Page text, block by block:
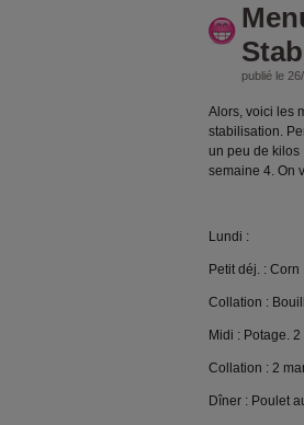
publié le
Alors, voici les
stabilisation.
un peu de kilos
semaine 4. On
Lundi :
Petit déj. :
Collation :
Midi : Potage.
Collation : 2
Dîner : Poulet